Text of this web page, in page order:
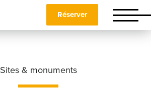
Réserver
Sites & monuments